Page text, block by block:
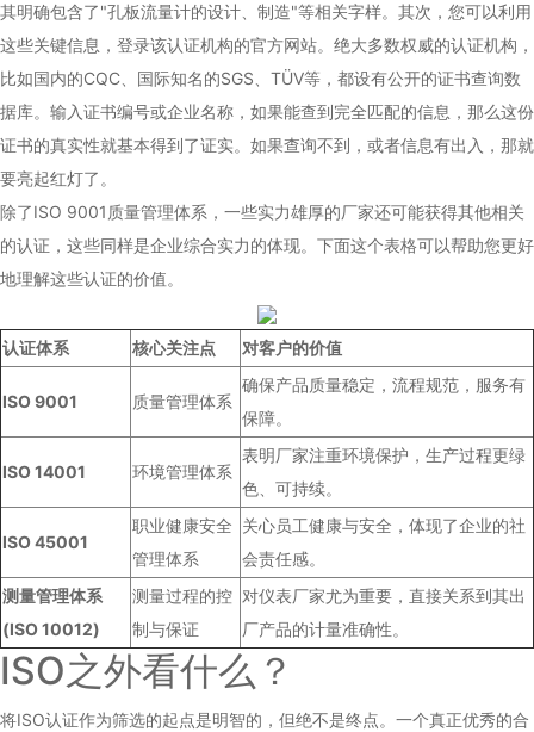
其明确包含了"孔板流量计的设计、制造"等相关字样。其次，您可以利用
这些关键信息，登录该认证机构的官方网站。绝大多数权威的认证机构，
比如国内的CQC、国际知名的SGS、TÜV等，都设有公开的证书查询数
据库。输入证书编号或企业名称，如果能查到完全匹配的信息，那么这份
证书的真实性就基本得到了证实。如果查询不到，或者信息有出入，那就
要亮起红灯了。
除了ISO 9001质量管理体系，一些实力雄厚的厂家还可能获得其他相关
的认证，这些同样是企业综合实力的体现。下面这个表格可以帮助您更好
地理解这些认证的价值。
认证体系 核心关注点 对客户的价值
ISO 9001 质量管理体系
确保产品质量稳定，流程规范，服务有
保障。
ISO 14001 环境管理体系
表明厂家注重环境保护，生产过程更绿
色、可持续。
ISO 45001
职业健康安全
管理体系
关心员工健康与安全，体现了企业的社
会责任感。
测量管理体系
(ISO 10012)
测量过程的控
制与保证
对仪表厂家尤为重要，直接关系到其出
厂产品的计量准确性。
ISO之外看什么？
将ISO认证作为筛选的起点是明智的，但绝不是终点。一个真正优秀的合